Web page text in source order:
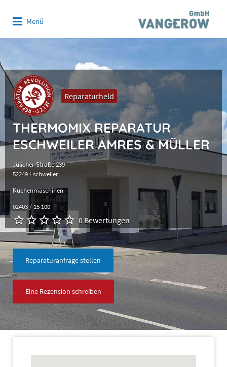
Menü
Reparaturheld
THERMOMIX REPARATUR
ESCHWEILER AMRES & MÜLLER
Jülicher Straße 239
52249 Eschweiler
Küchenmaschinen
02403 / 15 100
0 Bewertungen
Reparaturanfrage stellen
Eine Rezension schreiben